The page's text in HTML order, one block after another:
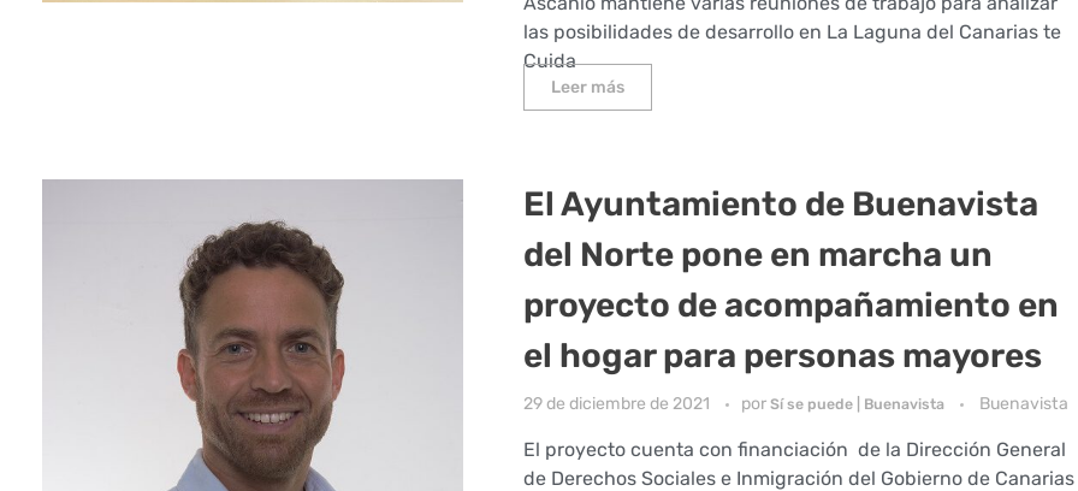
las posibilidades de desarrollo en La Laguna del Canarias te
Cuida
Leer más
El Ayuntamiento de Buenavista
del Norte pone en marcha un
proyecto de acompañamiento en
el hogar para personas mayores
29 de diciembre de 2021 por Sí se puede | Buenavista Buenavista
El proyecto cuenta con financiación de la Dirección General
de Derechos Sociales e Inmigración del Gobierno de Canarias